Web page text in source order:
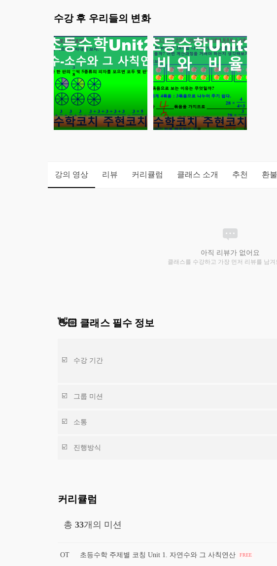
수강 후 우리들의 변화
강의 영상 리뷰 커리큘럼 클래스 소개 추천 환
아직 리뷰가 없어요
클래스를 수강하고 가장 먼저 리뷰를 남겨
👋🏻 클래스 필수 정보
수강 기간
그룹 미션
소통
진행방식
커리큘럼
총 33개의 미션
OT 초등수학 주제별 코칭 Unit 1. 자연수와 그 사칙연산 FREE